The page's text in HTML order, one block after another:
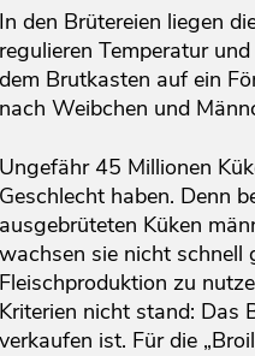
In den Brütereien liegen
regulieren Temperatur
dem Brutkasten auf ein
nach Weibchen und
Ungefähr 45 Millionen
Geschlecht haben. Denn
ausgebrüteten Küken
wachsen sie nicht schnell
Fleischproduktion zu
Kriterien nicht stand: Das
verkaufen ist. Für die